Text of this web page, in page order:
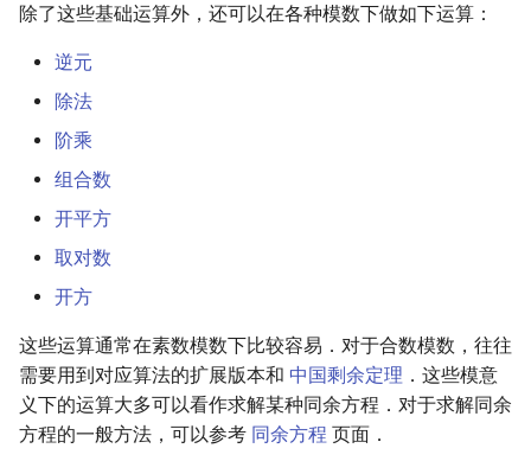
除了这些基础运算外，还可以在各种模数下做如下运算：
逆元
除法
阶乘
组合数
开平方
取对数
开方
这些运算通常在素数模数下比较容易．对于合数模数，往往
需要用到对应算法的扩展版本和 中国剩余定理 ．这些模意
义下的运算大多可以看作求解某种同余方程．对于求解同余
方程的一般方法，可以参考 同余方程 页面．